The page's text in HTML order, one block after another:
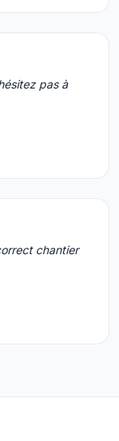
pas à
chantier